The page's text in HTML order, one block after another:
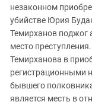
незаконном
убийстве Юрия
Темирханов поджог
место
Темирханова в
регистрационными
бывшего
является месть в